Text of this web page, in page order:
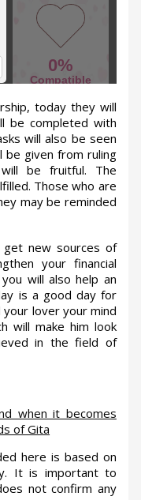
today they will
be completed with
will also be seen
be given from ruling
be fruitful. The
Those who are
may be reminded
new sources of
your financial
will also help an
is a good day for
your lover your mind
will make him look
in the field of
when it becomes
of Gita
here is based on
It is important to
not confirm any